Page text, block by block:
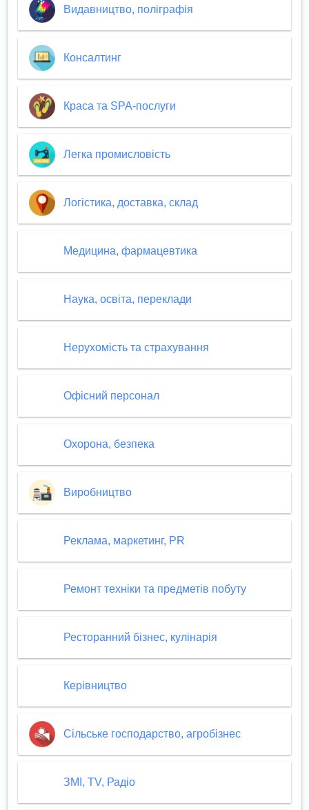
Видавництво, поліграфія
Консалтинг
Краса та SPA-послуги
Легка промисловість
Логістика, доставка, склад
Медицина, фармацевтика
Наука, освіта, переклади
Нерухомість та страхування
Офісний персонал
Охорона, безпека
Виробництво
Реклама, маркетинг, PR
Ремонт техніки та предметів побуту
Ресторанний бізнес, кулінарія
Керівництво
Сільське господарство, агробізнес
ЗМІ, TV, Радіо